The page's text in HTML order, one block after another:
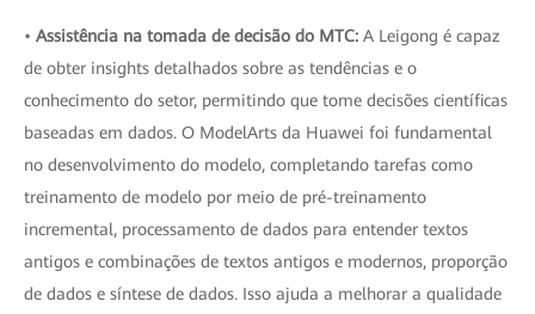
• Assistência na tomada de decisão do MTC: A Leigong é capaz
de obter insights detalhados sobre as tendências e o
conhecimento do setor, permitindo que tome decisões científicas
baseadas em dados. O ModelArts da Huawei foi fundamental
no desenvolvimento do modelo, completando tarefas como
treinamento de modelo por meio de pré-treinamento
incremental, processamento de dados para entender textos
antigos e combinações de textos antigos e modernos, proporção
de dados e síntese de dados. Isso ajuda a melhorar a qualidade